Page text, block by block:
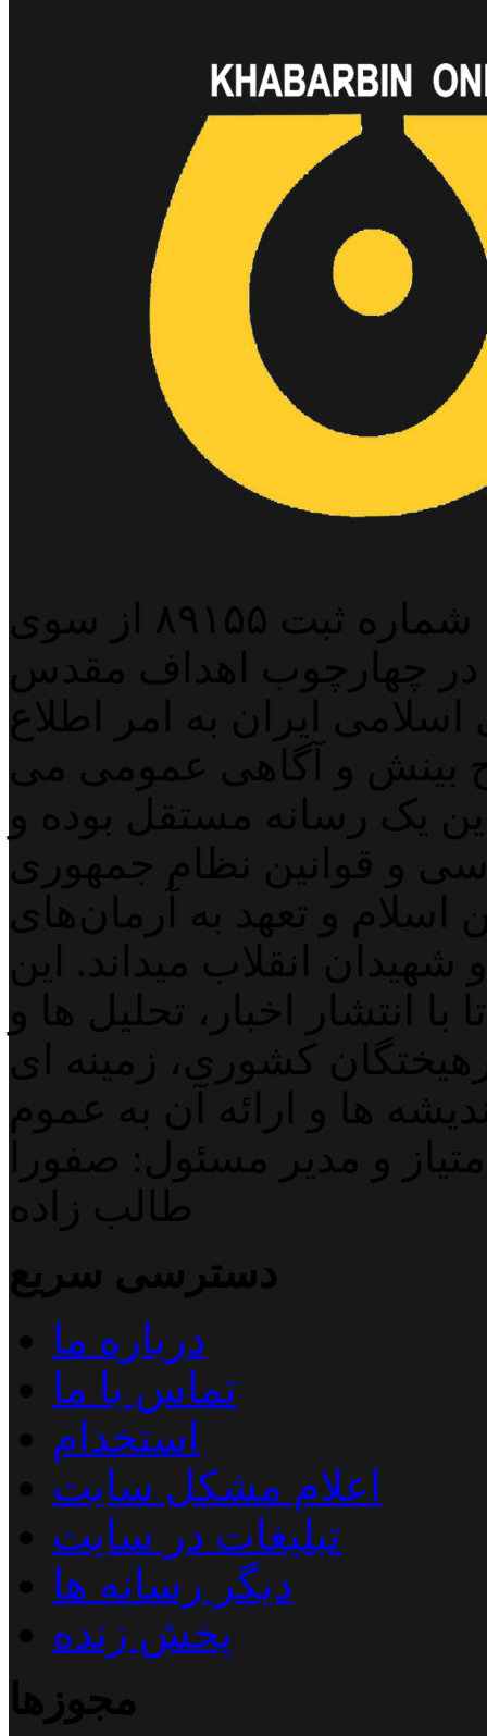
پایگاه خبری خبربین آنلاین به شماره ثبت ۸۹۱۵۵ از سوی
در چهارچوب اهداف مقدس
ایران به امر اطلاع
بینش و آگاهی عمومی می
یک رسانه مستقل بوده و
و قوانین نظام جمهوری
و تعهد به آرمان‌های
انقلاب میداند. این
انتشار اخبار، تحلیل ها و
کشوری، زمینه ای
ها و ارائه آن به عموم
و مدیر مسئول: صفورا
طالب زاده
دسترسی سریع
درباره ما
تماس با ما
استخدام
اعلام مشکل سایت
تبلیغات در سایت
دیگر رسانه ها
پخش زنده
مجوزها